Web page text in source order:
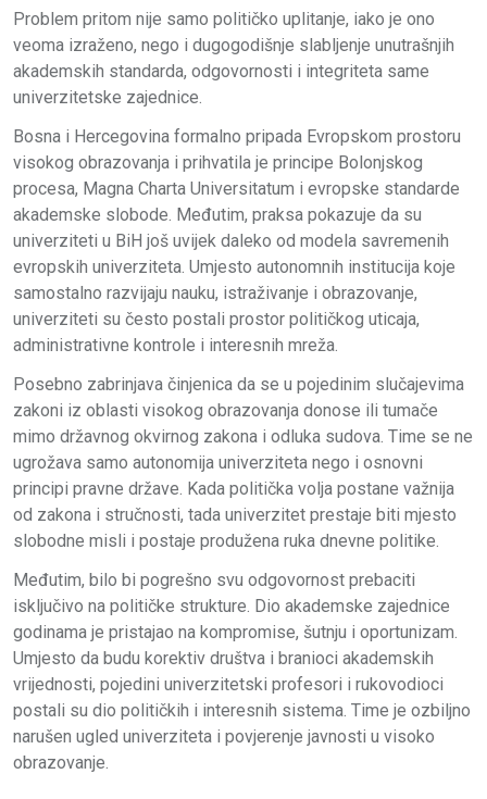
Problem pritom nije samo političko uplitanje, iako je ono
veoma izraženo, nego i dugogodišnje slabljenje unutrašnjih
akademskih standarda, odgovornosti i integriteta same
univerzitetske zajednice.
Bosna i Hercegovina formalno pripada Evropskom prostoru
visokog obrazovanja i prihvatila je principe Bolonjskog
procesa, Magna Charta Universitatum i evropske standarde
akademske slobode. Međutim, praksa pokazuje da su
univerziteti u BiH još uvijek daleko od modela savremenih
evropskih univerziteta. Umjesto autonomnih institucija koje
samostalno razvijaju nauku, istraživanje i obrazovanje,
univerziteti su često postali prostor političkog uticaja,
administrativne kontrole i interesnih mreža.
Posebno zabrinjava činjenica da se u pojedinim slučajevima
zakoni iz oblasti visokog obrazovanja donose ili tumače
mimo državnog okvirnog zakona i odluka sudova. Time se ne
ugrožava samo autonomija univerziteta nego i osnovni
principi pravne države. Kada politička volja postane važnija
od zakona i stručnosti, tada univerzitet prestaje biti mjesto
slobodne misli i postaje produžena ruka dnevne politike.
Međutim, bilo bi pogrešno svu odgovornost prebaciti
isključivo na političke strukture. Dio akademske zajednice
godinama je pristajao na kompromise, šutnju i oportunizam.
Umjesto da budu korektiv društva i branioci akademskih
vrijednosti, pojedini univerzitetski profesori i rukovodioci
postali su dio političkih i interesnih sistema. Time je ozbiljno
narušen ugled univerziteta i povjerenje javnosti u visoko
obrazovanje.